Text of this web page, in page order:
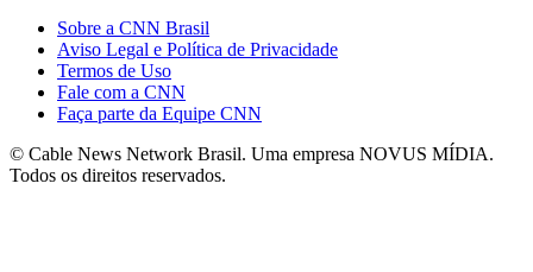
Sobre a CNN Brasil
Aviso Legal e Política de Privacidade
Termos de Uso
Fale com a CNN
Faça parte da Equipe CNN
© Cable News Network Brasil. Uma empresa NOVUS MÍDIA.
Todos os direitos reservados.